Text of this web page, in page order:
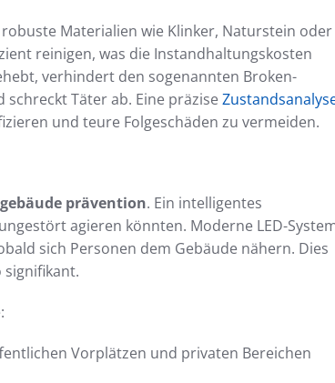
Materialien wie Klinker, Naturstein oder
reinigen, was die Instandhaltungskosten
verhindert den sogenannten Broken-
Täter ab. Eine präzise
und teure Folgeschäden zu vermeiden.
prävention. Ein intelligentes
agieren könnten. Moderne LED-
sich Personen dem Gebäude nähern. Dies
signifikant.
Vorplätzen und privaten Bereichen